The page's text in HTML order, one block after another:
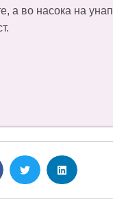
а во насока на